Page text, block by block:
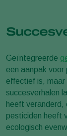
Geïntegreerde
een aanpak voor
effectief is, maar
succesverhalen
heeft veranderd,
pesticiden heeft
ecologisch